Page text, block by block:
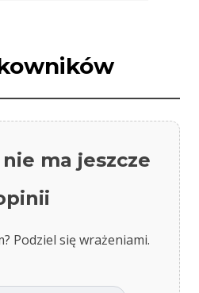
ma jeszcze
Podziel się wrażeniami.